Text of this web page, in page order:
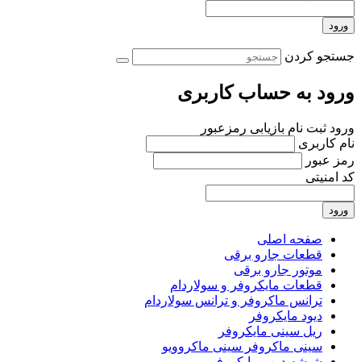
ورود
جستجو کردن
ورود به حساب کاربری
ورود ثبت نام بازیابی رمزعبور
نام کاربری
رمز عبور
کد امنیتی
ورود
صفحه اصلی
قطعات جارو برقی
موتور جارو برقی
قطعات مایکروفر و سولاردام
ترانس ماکروفر و ترانس سولاردام
دیود مایکروفر
ریل سینی مایکروفر
سینی ماکروفر سینی ماکروویو